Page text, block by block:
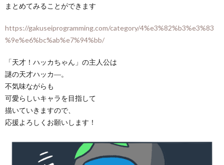
まとめてみることができます
https://gakuseiprogramming.com/category/4%e3%82%b3%e3%83
%9e%e6%bc%ab%e7%94%bb/
「天才！ハッカちゃん」の主人公は
謎の天才ハッカ―。
不気味ながらも
可愛らしいキャラを目指して
描いていきますので、
応援よろしくお願いします！